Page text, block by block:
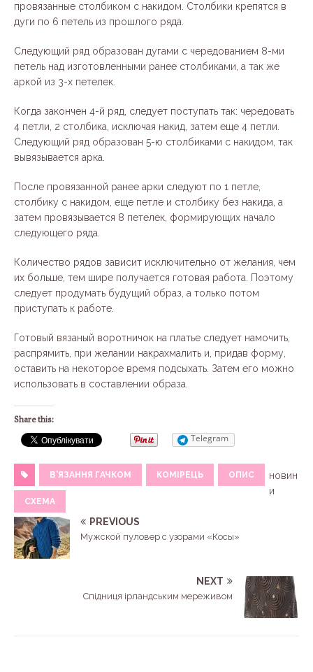
провязанные столбиком с накидом. Столбики крепятся в
дуги по 6 петель из прошлого ряда.
Следующий ряд образован дугами с чередованием 8-ми
петель над изготовленными ранее столбиками, а так же
аркой из 3-х петелек.
Когда закончен 4-й ряд, следует поступать так: чередовать
4 петли, 2 столбика, исключая накид, затем еще 4 петли.
Следующий ряд образован 5-ю столбиками с накидом, так
вывязывается арка.
После провязанной ранее арки следуют по 1 петле,
столбику с накидом, еще петле и столбику без накида, а
затем провязывается 8 петелек, формирующих начало
следующего ряда.
Количество рядов зависит исключительно от желания, чем
их больше, тем шире получается готовая работа. Поэтому
следует продумать будущий образ, а только потом
приступать к работе.
Готовый вязаный воротничок на платье следует намочить,
распрямить, при желании накрахмалить и, придав форму,
оставить на некоторое время подсыхать. Затем его можно
использовать в составлении образа.
Share this:
Telegram
В'ЯЗАННЯ ГАЧКОМ КОМІРЕЦЬ ОПИС
СХЕМА
новин
и
PREVIOUS
Мужской пуловер с узорами «Косы»
NEXT
Спідниця ірландським мереживом